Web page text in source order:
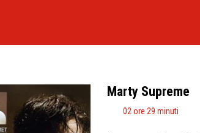
Marty Supreme
02 ore 29 minuti